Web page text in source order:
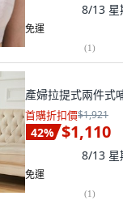
8/13 星
免運
(1)
產婦拉提式兩件式
首購折扣價$1,921
42% $1,110
8/13 星
免運
(1)